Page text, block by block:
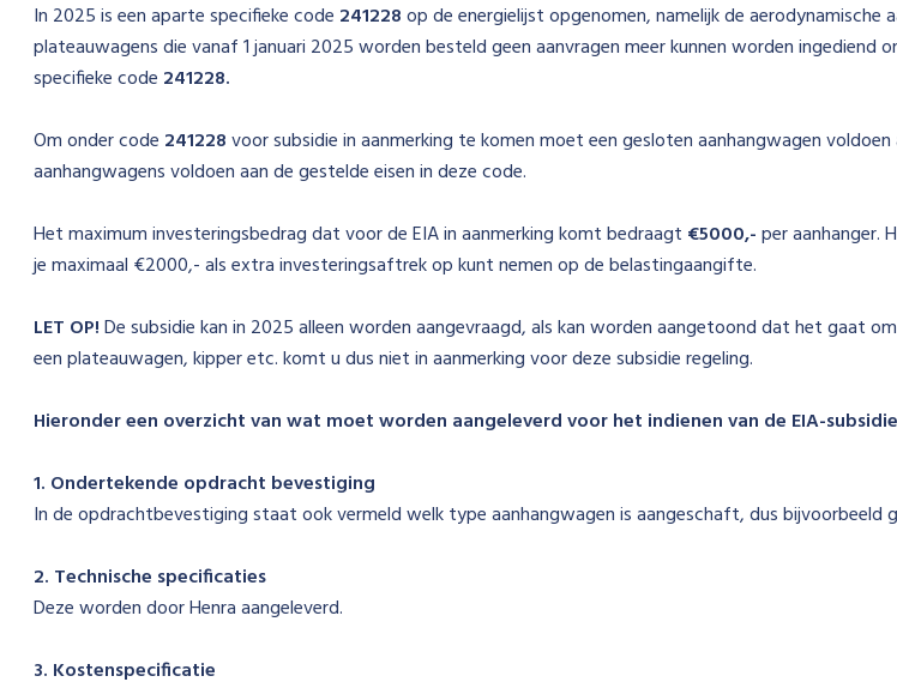
In 2025 is een aparte specifieke code 241228op de energielijst opgenomen, namelijk de
plateauwagens die vanaf 1 januari 2025 worden besteld geen aanvragen meer kunnen worden
specifieke code 241228.
Om onder code 241228voor subsidie in aanmerking te komen moet een gesloten aanhangwagen
aanhangwagens voldoen aan de gestelde eisen in deze code.
Het maximum investeringsbedrag dat voor de EIA in aanmerking komt bedraagt €5000,-per aanhanger.
je maximaal €2000,- als extra investeringsaftrek op kunt nemen op de belastingaangifte.
LET OP!De subsidie kan in 2025 alleen worden aangevraagd, als kan worden aangetoond dat het gaat
een plateauwagen, kipper etc. komt u dus niet in aanmerking voor deze subsidie regeling.
Hieronder een overzicht van wat moet worden aangeleverd voor het indienen van de EIA-
1. Ondertekende opdracht bevestiging
In de opdrachtbevestiging staat ook vermeld welk type aanhangwagen is aangeschaft, dus
2. Technische specificaties
Deze worden door Henra aangeleverd.
3. Kostenspecificatie